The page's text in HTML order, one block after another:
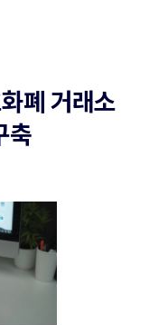
폐 거래소
축